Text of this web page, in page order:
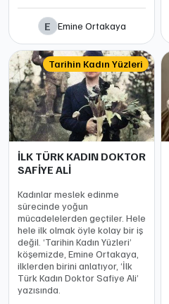
E Emine Ortakaya
Tarihin Kadın Yüzleri
İLK TÜRK KADIN DOKTOR
SAFİYE ALİ
Kadınlar meslek edinme
sürecinde yoğun
mücadelelerden geçtiler. Hele
hele ilk olmak öyle kolay bir iş
değil. ‘Tarihin Kadın Yüzleri’
köşemizde, Emine Ortakaya,
ilklerden birini anlatıyor, ‘İlk
Türk Kadın Doktor Safiye Ali’
yazısında.